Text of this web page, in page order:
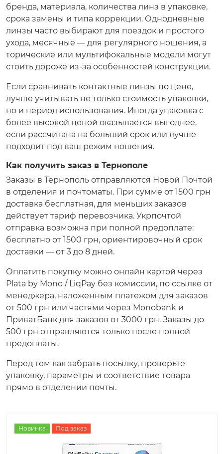
бренда, материала, количества линз в упаковке,
срока замены и типа коррекции. Однодневные
линзы часто выбирают для поездок и простого
ухода, месячные — для регулярного ношения, а
торические или мультифокальные модели могут
стоить дороже из-за особенностей конструкции.
Если сравнивать контактные линзы по цене,
лучше учитывать не только стоимость упаковки,
но и период использования. Иногда упаковка с
более высокой ценой оказывается выгоднее,
если рассчитана на больший срок или лучше
подходит под ваш режим ношения.
Как получить заказ в Тернополе
Заказы в Тернополь отправляются Новой Почтой
в отделения и почтоматы. При сумме от 1500 грн
доставка бесплатная, для меньших заказов
действует тариф перевозчика. Укрпочтой
отправка возможна при полной предоплате:
бесплатно от 1500 грн, ориентировочный срок
доставки — от 3 до 8 дней.
Оплатить покупку можно онлайн картой через
Plata by Mono / LiqPay без комиссии, по ссылке от
менеджера, наложенным платежом для заказов
от 500 грн или частями через Monobank и
ПриватБанк для заказов от 3000 грн. Заказы до
500 грн отправляются только после полной
предоплаты.
Перед тем как забрать посылку, проверьте
упаковку, параметры и соответствие товара
прямо в отделении почты.
Новинка Под заказ